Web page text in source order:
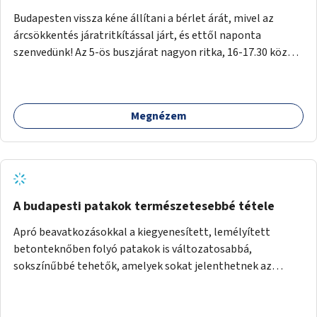
Budapesten vissza kéne állítani a bérlet árát, mivel az
árcsökkentés járatritkítással járt, és ettől naponta
szenvedünk! Az 5-ös buszjárat nagyon ritka, 16-17.30 között
kell utaznunk, gyerekkel együtt minden nap. Sokkal többet
érnénk vele, ha növelnék a bérlet árát és gyakorítanák a
megéreznénk.
Megnézem
A budapesti patakok természetesebbé tétele
Apró beavatkozásokkal a kiegyenesített, lemélyített
betonteknőben folyó patakok is változatosabbá,
sokszínűbbé tehetők, amelyek sokat jelenthetnek az